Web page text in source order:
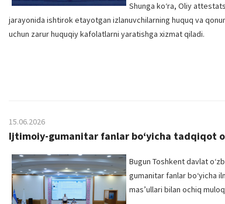
Shunga ko‘ra, Oliy
jarayonida ishtirok etayotgan izlanuvchilarning huquq va
uchun zarur huquqiy kafolatlarni yaratishga xizmat qiladi.
15.06.2026
Ijtimoiy-gumanitar fanlar bo‘yicha tadqiqot
Bugun Toshkent davlat
gumanitar fanlar bo‘yicha
mas’ullari bilan ochiq